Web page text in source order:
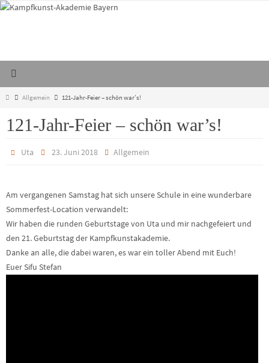
Zum
StartAllgemein 121-Jahr-Feier – schön war’s!
121-Jahr-Feier – schön war’s!
Uta 23. Juni 2018 Allgemein
Am vergangenen Samstag hat sich unsere Schule in eine wunderbare
Sommerfest-Location verwandelt:
Wir haben die runden Geburtstage von Uta und mir nachgefeiert und
den 21. Geburtstag der Kampfkunstakademie.
Danke an alle, die dabei waren, es war ein toller Abend mit Euch!
Euer Sifu Stefan